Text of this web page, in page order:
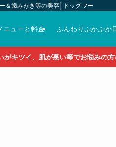
歯みがき等の美容│ドッグフード＆お
ニューと料金 ふんわりぷかぷか
がキツイ、肌が悪い等でお悩みの